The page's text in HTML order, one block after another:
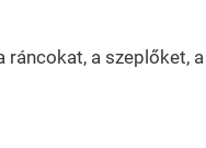
a szeplőket,